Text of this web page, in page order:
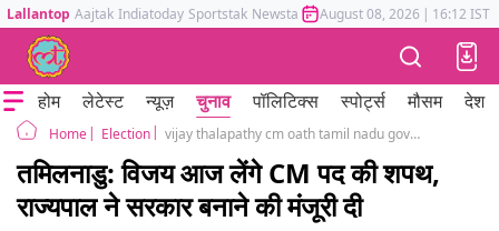
Lallantop Aajtak Indiatoday Sportstak Newstak Mumbai Tak Astrotak
August 08, 2026 | 16:12 IST
होम लेटेस्ट न्यूज़ चुनाव पॉलिटिक्स स्पोर्ट्स मौसम देश
Home Election vijay thalapathy cm oath tamil nadu governor invite chennai tvk vck congress iuml
तमिलनाडु: विजय आज लेंगे CM पद की शपथ,
राज्यपाल ने सरकार बनाने की मंजूरी दी